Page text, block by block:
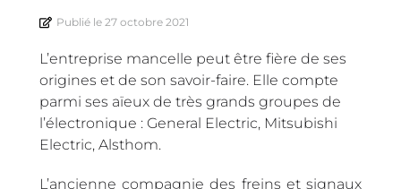
Publié le 27 octobre 2021
L’entreprise mancelle peut être fière de ses
origines et de son savoir-faire. Elle compte
parmi ses aïeux de très grands groupes de
l’électronique : General Electric, Mitsubishi
Electric, Alsthom.
L’ancienne compagnie des freins et signaux